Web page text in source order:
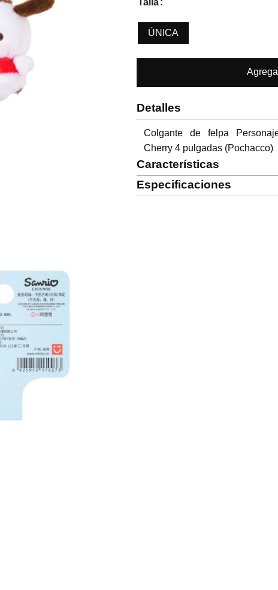
Talla
ÚNICA
Detalles
Colgante de felpa
Cherry 4 pulgadas (Pochacco)
Características
Especificaciones